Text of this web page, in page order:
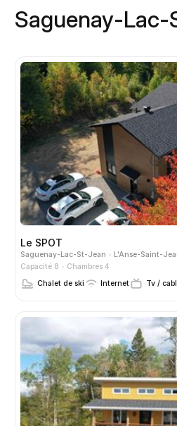
Saguenay-Lac-
Le SPOT
Saguenay-Lac-St-Jean
L'Anse-Saint-
Capacité 8
Chambres 4
Chalet de ski
Internet Tv /